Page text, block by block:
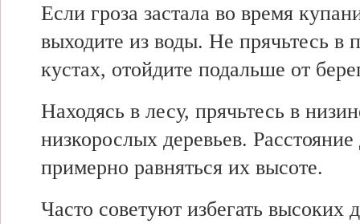
Если гроза застала во время
выходите из воды. Не прячьтесь в
кустах, отойдите подальше от
Находясь в лесу, прячьтесь в
низкорослых деревьев.
примерно равняться их высоте.
Часто советуют избегать высоких